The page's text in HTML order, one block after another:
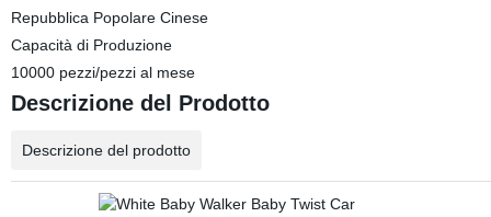
Repubblica Popolare Cinese
Capacità di Produzione
10000 pezzi/pezzi al mese
Descrizione del Prodotto
Descrizione del prodotto